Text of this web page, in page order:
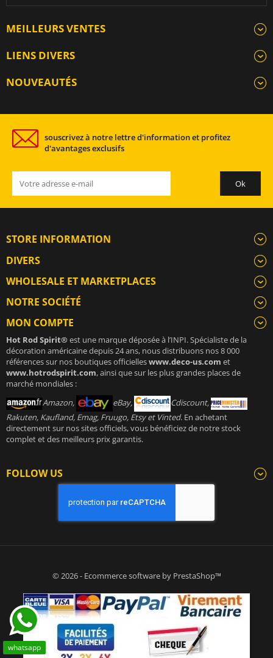
MEILLEURS VENTES
LIENS DIVERS
NOUVEAUTÉS
souscrivez à notre lettre d'information et profitez
d'avantages exclusifs
STORE INFORMATION
DIVERS
WHOLESALE ET MARKETPLACES
NOTRE SOCIÉTÉ
MON COMPTE
Hot Rod Spirit®est une marque déposée à l’INPI. Spécialiste de la
décoration américaine depuis 24 ans, nous distribuons nos 8 000
références sur nos boutiques officielleswww.deco-us.com et
www.hotrodspirit.com, ainsi que sur les plus grandes places de
marché mondiales :
Amazon,
eBay,
Cdiscount,
Rakuten, Kaufland, Emag, Fruugo, Etsy et Vinted. En achetant
directement sur nos sites officiels, vous bénéficiez de notre stock
complet et des meilleurs prix garantis.
FOLLOW US
whatsapp
© 2026 - Ecommerce software by PrestaShop™